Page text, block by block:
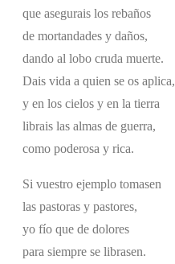
que asegurais los rebaños
de mortandades y daños,
dando al lobo cruda muerte.
Dais vida a quien se os aplica,
y en los cielos y en la tierra
librais las almas de guerra,
como poderosa y rica.
Si vuestro ejemplo tomasen
las pastoras y pastores,
yo fío que de dolores
para siempre se librasen.